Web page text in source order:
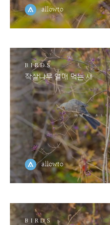
allowto
BIRDS
작살나무 열매 먹는 새
allowto
BIRDS